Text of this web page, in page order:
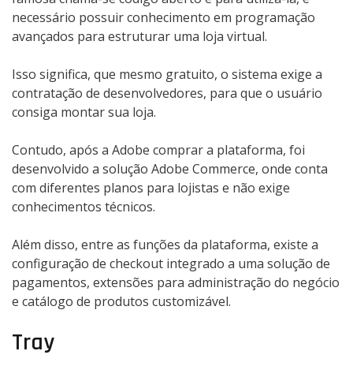
necessário possuir conhecimento em programação
avançados para estruturar uma loja virtual.
Isso significa, que mesmo gratuito, o sistema exige a
contratação de desenvolvedores, para que o usuário
consiga montar sua loja.
Contudo, após a Adobe comprar a plataforma, foi
desenvolvido a solução Adobe Commerce, onde conta
com diferentes planos para lojistas e não exige
conhecimentos técnicos.
Além disso, entre as funções da plataforma, existe a
configuração de checkout integrado a uma solução de
pagamentos, extensões para administração do negócio
e catálogo de produtos customizável.
Tray